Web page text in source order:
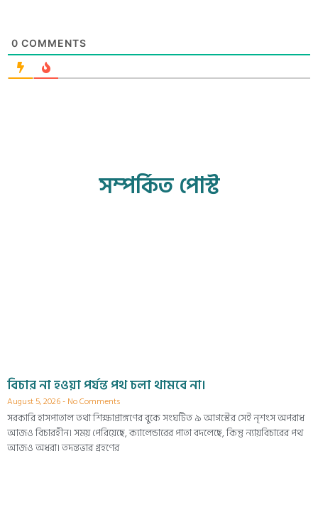
0 COMMENTS
সম্পর্কিত পোস্ট
বিচার না হওয়া পর্যন্ত পথ চলা থামবে না।
August 5, 2026 No Comments
সরকারি হাসপাতাল তথা শিক্ষাপ্রাঙ্গণের বুকে সংঘটিত ৯ আগস্টের সেই নৃশংস অপরাধ
আজও বিচারহীন। সময় পেরিয়েছে, ক্যালেন্ডারের পাতা বদলেছে, কিন্তু ন্যায়বিচারের পথ
আজও অধরা। তদন্তভার গ্রহণের